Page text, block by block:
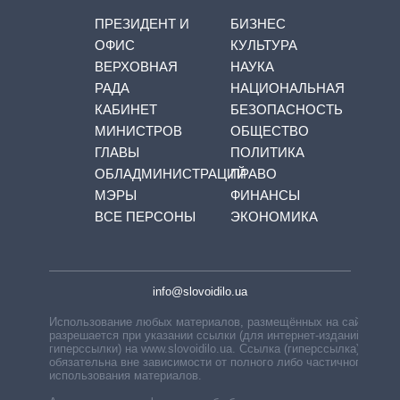
ПРЕЗИДЕНТ И
ОФИС
ВЕРХОВНАЯ
РАДА
КАБИНЕТ
МИНИСТРОВ
ГЛАВЫ
ОБЛАДМИНИСТРАЦИЙ
МЭРЫ
ВСЕ ПЕРСОНЫ
БИЗНЕС
КУЛЬТУРА
НАУКА
НАЦИОНАЛЬНАЯ
БЕЗОПАСНОСТЬ
ОБЩЕСТВО
ПОЛИТИКА
ПРАВО
ФИНАНСЫ
ЭКОНОМИКА
info@slovoidilo.ua
Использование любых материалов, размещённых на сайте,
разрешается при указании ссылки (для интернет-изданий —
гиперссылки) на www.slovoidilo.ua. Ссылка (гиперссылка)
обязательна вне зависимости от полного либо частичного
использования материалов.